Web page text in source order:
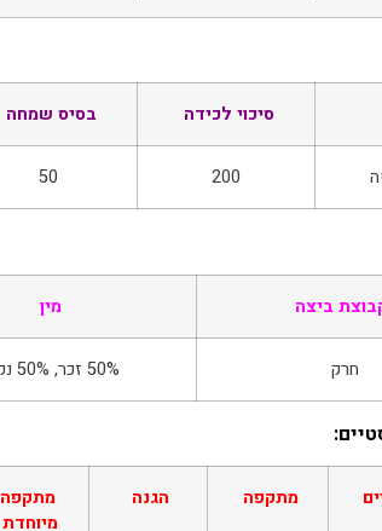
סיכוי לכידה בסיס שמחה
200
50
ביצה מין
חרק 50% זכר, 50% נקבה
מתקפה הגנה
מתקפה
מיוחדת